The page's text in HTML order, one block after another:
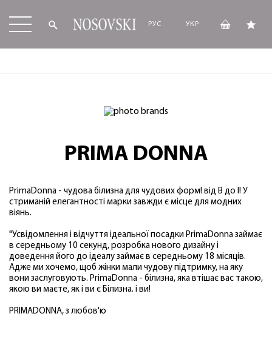
РУС УКР
PRIMA DONNA
PrimaDonna - чудова білизна для чудових форм! від В до I! У
стриманій елегантності марки завжди є місце для модних
віянь.
"Усвідомлення і відчуття ідеальної посадки PrimaDonna займає
в середньому 10 секунд, розробка нового дизайну і
доведення його до ідеалу займає в середньому 18 місяців.
Адже ми хочемо, щоб жінки мали чудову підтримку, на яку
вони заслуговують. PrimaDonna - білизна, яка втішає вас такою,
якою ви маєте, як і ви є Білизна. і ви!
PRIMADONNA, з любов'ю